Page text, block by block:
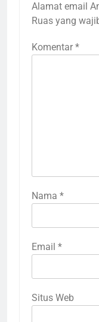
Alamat email
Ruas yang
Komentar *
Nama *
Email *
Situs Web